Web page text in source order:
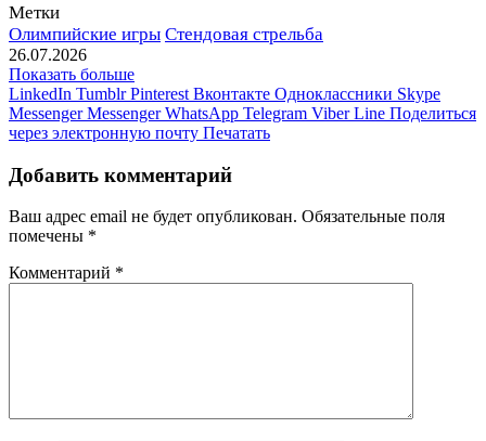
Метки
Олимпийские игры Стендовая стрельба
26.07.2026
Показать больше
LinkedIn Tumblr Pinterest Вконтакте Одноклассники Skype
Messenger Messenger WhatsApp Telegram Viber Line Поделиться
через электронную почту Печатать
Добавить комментарий
Ваш адрес email не будет опубликован. Обязательные поля
помечены *
Комментарий *